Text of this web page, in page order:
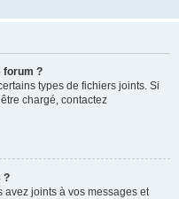
forum ?
types de fichiers joints. Si
chargé, contactez
?
avez joints à vos messages et